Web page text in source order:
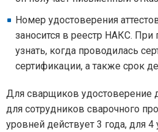
Номер удостоверения
заносится в реестр НАКС.
узнать, когда проводилась
сертификации, а также срок
Для сварщиков удостоверение
для сотрудников сварочного
уровней действует 3 года, для 4